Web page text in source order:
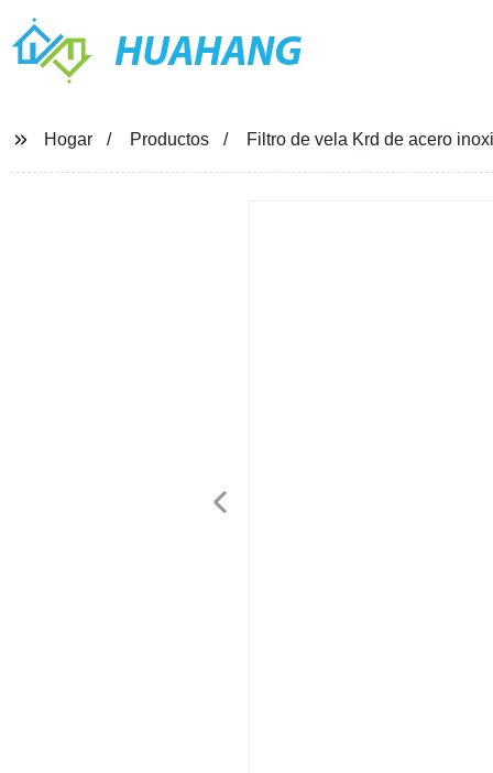
HUAHANG
Hogar Productos Filtro de vela Krd de acero